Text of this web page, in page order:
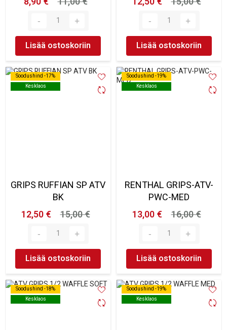
Lisää ostoskoriin Lisää ostoskoriin
Soodushind -17%
Kesklaos
Soodushind -17%
Kesklaos
GRIPS RUFFIAN SP ATV
BK
12,50 €
15,00 €
Lisää ostoskoriin
Soodushind -19%
Kesklaos
Soodushind -19%
Kesklaos
RENTHAL GRIPS-ATV-
PWC-MED
13,00 €
16,00 €
Lisää ostoskoriin
Soodushind -18%
Kesklaos
Soodushind -18%
Kesklaos
Soodushind -19%
Kesklaos
Soodushind -19%
Kesklaos